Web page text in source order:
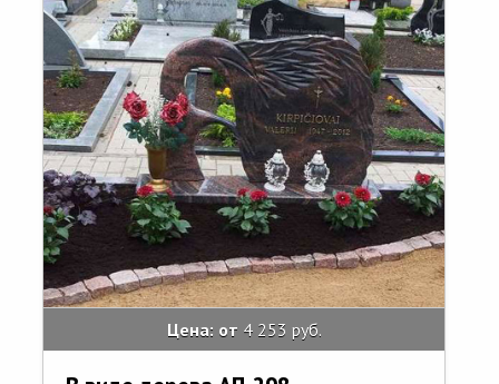
Цена: от 4 253 руб.